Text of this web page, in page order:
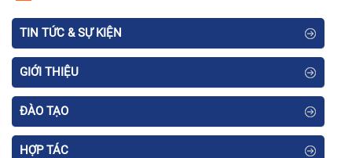
TIN TỨC & SỰ KIỆN
GIỚI THIỆU
ĐÀO TẠO
HỢP TÁC